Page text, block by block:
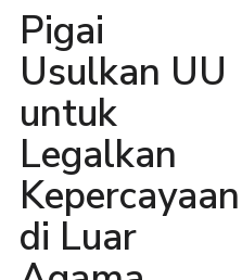
Pigai
Usulkan UU
untuk
Legalkan
Kepercayaan
di Luar